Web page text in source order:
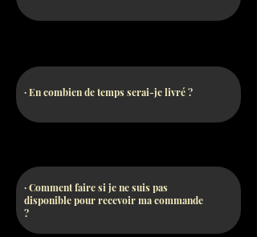
· En combien de temps serai-je livré ?
· Comment faire si je ne suis pas
disponible pour recevoir ma commande
?